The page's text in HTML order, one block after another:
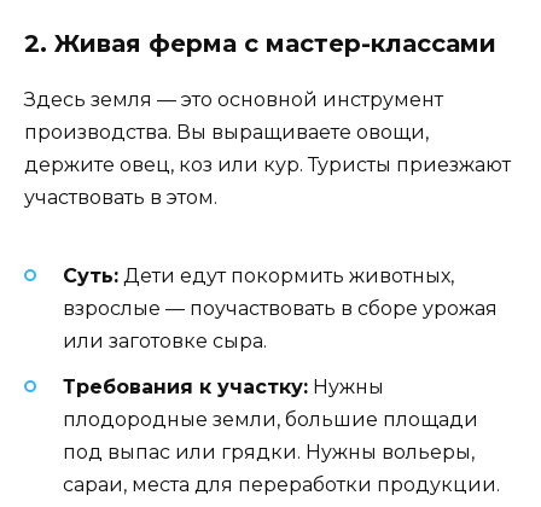
2. Живая ферма с мастер-классами
Здесь земля — это основной инструмент
производства. Вы выращиваете овощи,
держите овец, коз или кур. Туристы приезжают
участвовать в этом.
Суть: Дети едут покормить животных,
взрослые — поучаствовать в сборе урожая
или заготовке сыра.
Требования к участку: Нужны
плодородные земли, большие площади
под выпас или грядки. Нужны вольеры,
сараи, места для переработки продукции.